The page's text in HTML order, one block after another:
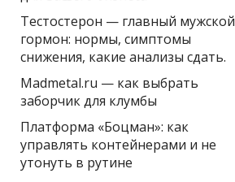
Тестостерон — главный мужской
гормон: нормы, симптомы
снижения, какие анализы сдать.
Madmetal.ru — как выбрать
заборчик для клумбы
Платформа «Боцман»: как
управлять контейнерами и не
утонуть в рутине